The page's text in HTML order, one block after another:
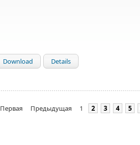
Download Details
Первая Предыдущая 1 2 3 4 5